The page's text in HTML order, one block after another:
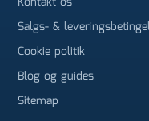
Salgs- &
Cookie politik
Blog og guides
Sitemap